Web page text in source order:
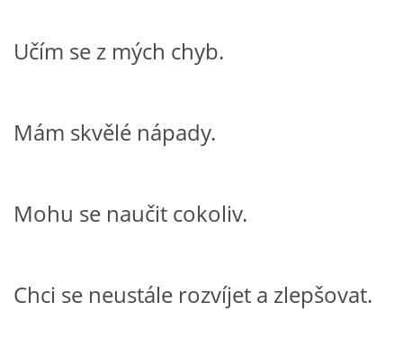
KREATIVNÍ OVOCNÉ A ZELENINOVÉ MLSÁNÍ
MIKULÁŠSKÁ NADÍLKA
Učím se z mých chyb.
Mám skvělé nápady.
Mohu se naučit cokoliv.
Chci se neustále rozvíjet a zlepšovat.